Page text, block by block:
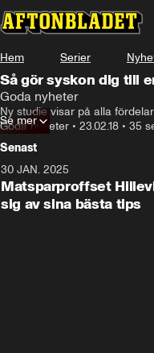
Hem Serier
Så gör syskon dig till
Goda nyheter
Ny studie visar på alla
Goda nyheter • 23.02.18 • 35
Se mer
Senast
30 JAN. 2025
Matsparproffset
sig av sina bästa tips